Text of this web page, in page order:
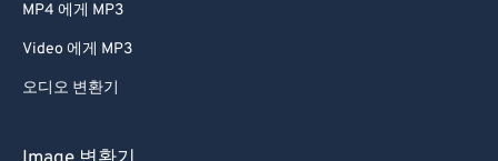
MP4 에게 MP3
Video 에게 MP3
오디오 변환기